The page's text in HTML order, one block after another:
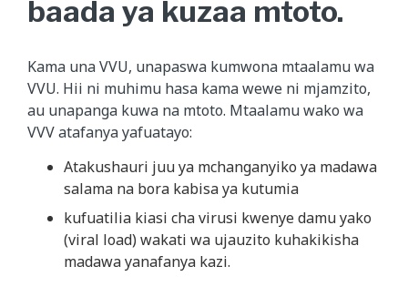
baada ya kuzaa mtoto.
Kama una VVU, unapaswa kumwona mtaalamu wa
VVU. Hii ni muhimu hasa kama wewe ni mjamzito,
au unapanga kuwa na mtoto. Mtaalamu wako wa
VVV atafanya yafuatayo:
Atakushauri juu ya mchanganyiko ya madawa
salama na bora kabisa ya kutumia
kufuatilia kiasi cha virusi kwenye damu yako
(viral load) wakati wa ujauzito kuhakikisha
madawa yanafanya kazi.